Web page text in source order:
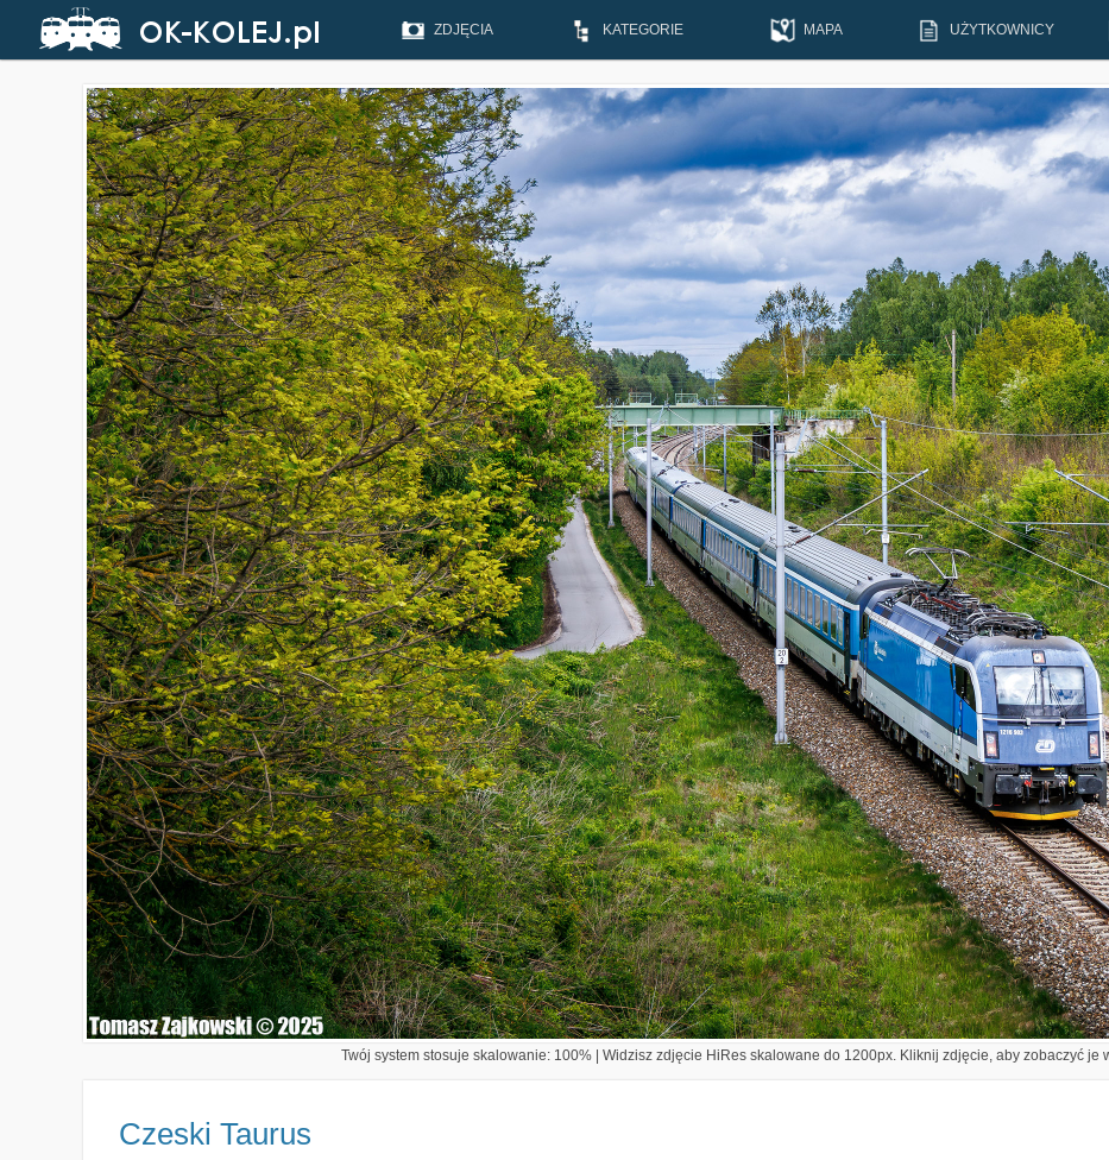
ZDJĘCIA KATEGORIE MAPA UŻYTKOWNICY
Twój system stosuje skalowanie: 100% | Widzisz zdjęcie HiRes skalowane do 1200px. Kliknij zdjęcie, aby zobaczyć je
Czeski Taurus